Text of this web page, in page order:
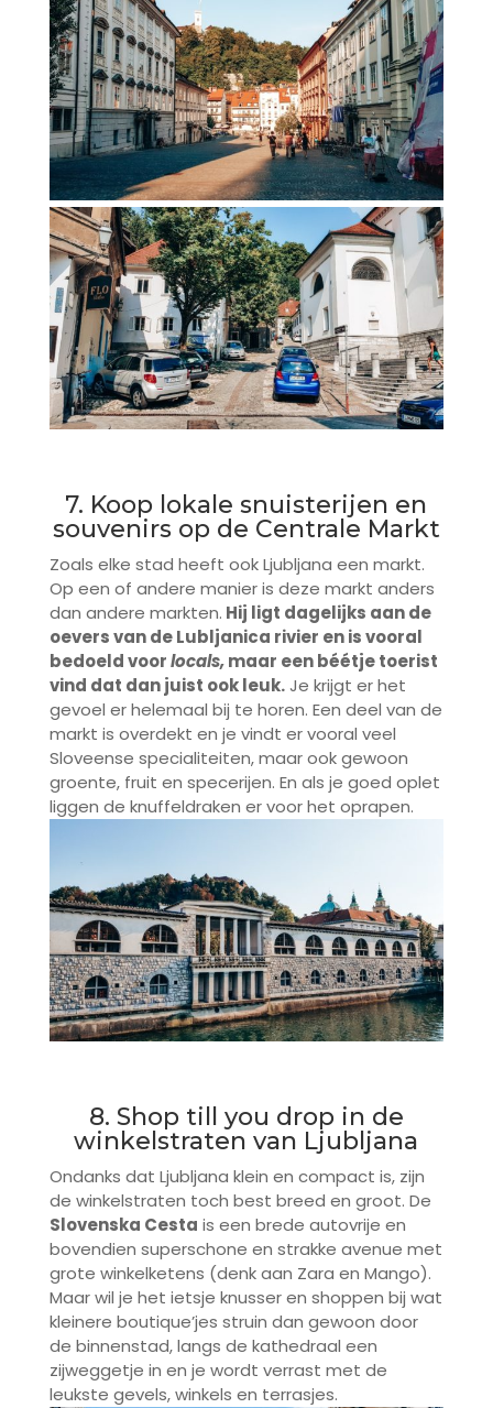
7. Koop lokale snuisterijen en
souvenirs op de Centrale Markt
Zoals elke stad heeft ook Ljubljana een markt.
Op een of andere manier is deze markt anders
dan andere markten. Hij ligt dagelijks aan de
oevers van de Lubljanica rivier en is vooral
bedoeld voorlocals,maar een béétje toerist
vind dat dan juist ook leuk.Je krijgt er het
gevoel er helemaal bij te horen. Een deel van de
markt is overdekt en je vindt er vooral veel
Sloveense specialiteiten, maar ook gewoon
groente, fruit en specerijen. En als je goed oplet
liggen de knuffeldraken er voor het oprapen.
8. Shop till you drop in de
winkelstraten van Ljubljana
Ondanks dat Ljubljana klein en compact is, zijn
de winkelstraten toch best breed en groot. De
Slovenska Cesta is een brede autovrije en
bovendien superschone en strakke avenue met
grote winkelketens (denk aan Zara en Mango).
Maar wil je het ietsje knusser en shoppen bij wat
kleinere boutique’jes struin dan gewoon door
de binnenstad, langs de kathedraal een
zijweggetje in en je wordt verrast met de
leukste gevels, winkels en terrasjes.